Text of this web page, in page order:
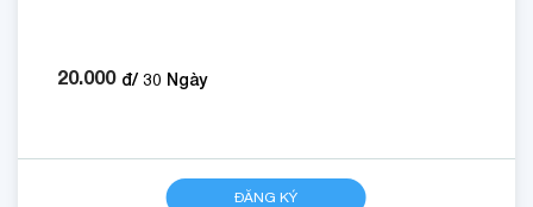
20.000 đ/30 Ngày
ĐĂNG KÝ